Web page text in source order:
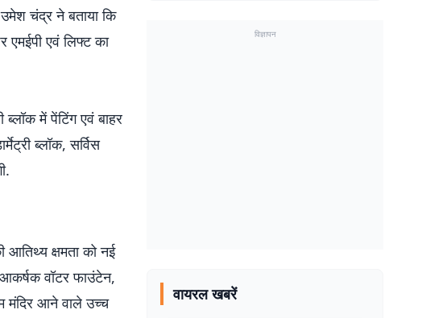
उमेश चंद्र ने बताया कि
एवं लिफ्ट का
में पेंटिंग एवं बाहर
ब्लॉक, सर्विस
क्षमता को नई
आकर्षक वॉटर फाउंटेन,
मंदिर आने वाले उच्च
विज्ञापन
वायरल खबरें